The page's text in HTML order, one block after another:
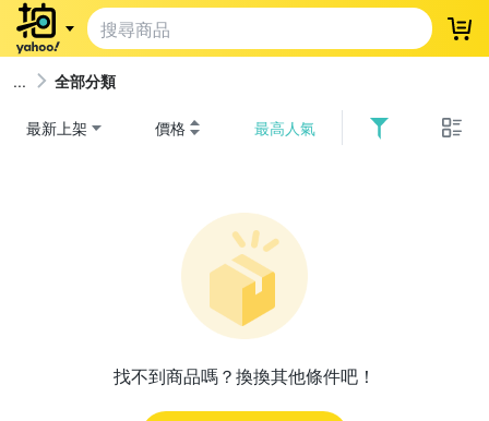
登
全部分類
最新上架 價格 最高人氣
找不到商品嗎？換換其他條件吧！